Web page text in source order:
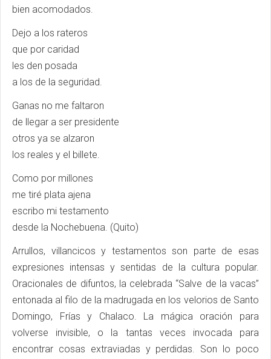
bien acomodados.
Dejo a los rateros
que por caridad
les den posada
a los de la seguridad.
Ganas no me faltaron
de llegar a ser presidente
otros ya se alzaron
los reales y el billete.
Como por millones
me tiré plata ajena
escribo mi testamento
desde la Nochebuena. (Quito)
Arrullos, villancicos y testamentos son parte de esas
expresiones intensas y sentidas de la cultura popular.
Oracionales de difuntos, la celebrada “Salve de la vacas”
entonada al filo de la madrugada en los velorios de Santo
Domingo, Frías y Chalaco. La mágica oración para
volverse invisible, o la tantas veces invocada para
encontrar cosas extraviadas y perdidas. Son lo poco